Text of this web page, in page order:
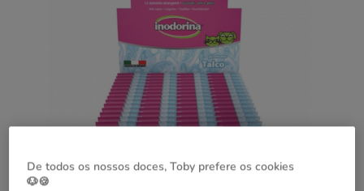
De todos os nossos doces, Toby prefere os cookies
🐶🍪